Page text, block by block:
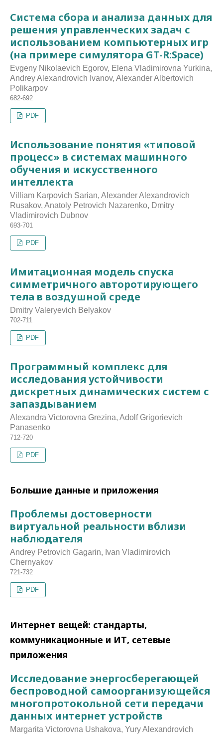
Система сбора и анализа данных для
решения управленческих задач с
использованием компьютерных игр
(на примере симулятора GT-R:Space)
Evgeny Nikolaevich Egorov, Elena Vladimirovna Yurkina,
Andrey Alexandrovich Ivanov, Alexander Albertovich
Polikarpov
682-692
PDF
Использование понятия «типовой
процесс» в системах машинного
обучения и искусственного
интеллекта
Villiam Karpovich Sarian, Alexander Alexandrovich
Rusakov, Anatoly Petrovich Nazarenko, Dmitry
Vladimirovich Dubnov
693-701
PDF
Имитационная модель спуска
симметричного авторотирующего
тела в воздушной среде
Dmitry Valeryevich Belyakov
702-711
PDF
Программный комплекс для
исследования устойчивости
дискретных динамических систем с
запаздыванием
Alexandra Viсtorovna Grezina, Adolf Grigorievich
Panasenko
712-720
PDF
Большие данные и приложения
Проблемы достоверности
виртуальной реальности вблизи
наблюдателя
Andrey Petrovich Gagarin, Ivan Vladimirovich
Chernyakov
721-732
PDF
Интернет вещей: стандарты,
коммуникационные и ИТ, сетевые
приложения
Исследование энергосберегающей
беспроводной самоорганизующейся
многопротокольной сети передачи
данных интернет устройств
Margarita Victorovna Ushakova, Yury Alexandrovich